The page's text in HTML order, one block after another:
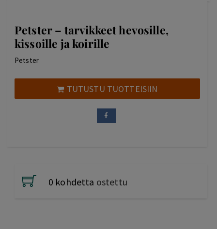
Petster – tarvikkeet hevosille,
kissoille ja koirille
Petster
TUTUSTU TUOTTEISIIN
0 kohdetta ostettu